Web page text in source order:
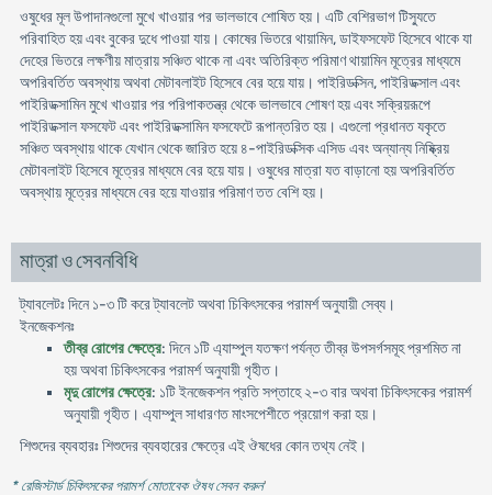
ওষুধের মূল উপাদানগুলো মুখে খাওয়ার পর ভালভাবে শোষিত হয়। এটি বেশিরভাগ টিস্যুতে
পরিবাহিত হয় এবং বুকের দুধে পাওয়া যায়। কোষের ভিতরে থায়ামিন, ডাইফসফেট হিসেবে থাকে যা
দেহের ভিতরে লক্ষণীয় মাত্রায় সঞ্চিত থাকে না এবং অতিরিক্ত পরিমাণ থায়ামিন মূত্রের মাধ্যমে
অপরিবর্তিত অবস্থায় অথবা মেটাবলাইট হিসেবে বের হয়ে যায়। পাইরিডক্সিন, পাইরিডক্সাল এবং
পাইরিডক্সামিন মুখে খাওয়ার পর পরিপাকতন্ত্র থেকে ভালভাবে শোষণ হয় এবং সক্রিয়রূপে
পাইরিডক্সাল ফসফেট এবং পাইরিডক্সামিন ফসফেটে রূপান্তরিত হয়। এগুলো প্রধানত যকৃতে
সঞ্চিত অবস্থায় থাকে যেখান থেকে জারিত হয়ে ৪-পাইরিডক্সিক এসিড এবং অন্যান্য নিষ্ক্রিয়
মেটাবলাইট হিসেবে মূত্রের মাধ্যমে বের হয়ে যায়। ওষুধের মাত্রা যত বাড়ানো হয় অপরিবর্তিত
অবস্থায় মূত্রের মাধ্যমে বের হয়ে যাওয়ার পরিমাণ তত বেশি হয়।
মাত্রা ও সেবনবিধি
ট্যাবলেটঃ দিনে ১-৩ টি করে ট্যাবলেট অথবা চিকিৎসকের পরামর্শ অনুযায়ী সেব্য।
ইনজেকশনঃ
তীব্র রোগের ক্ষেত্রে: দিনে ১টি এ্যাম্পুল যতক্ষণ পর্যন্ত তীব্র উপসর্গসমূহ প্রশমিত না
হয় অথবা চিকিৎসকের পরামর্শ অনুযায়ী গৃহীত।
মৃদু রোগের ক্ষেত্রে: ১টি ইনজেকশন প্রতি সপ্তাহে ২-৩ বার অথবা চিকিৎসকের পরামর্শ
অনুযায়ী গৃহীত। এ্যাম্পুল সাধারণত মাংসপেশীতে প্রয়োগ করা হয়।
শিশুদের ব্যবহারঃ শিশুদের ব্যবহারের ক্ষেত্রে এই ঔষধের কোন তথ্য নেই।
* রেজিস্টার্ড চিকিৎসকের পরামর্শ মোতাবেক ঔষধ সেবন করুন'